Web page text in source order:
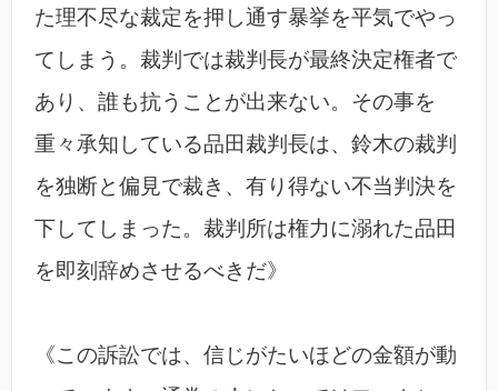
た理不尽な裁定を押し通す暴挙を平気でやっ
てしまう。裁判では裁判長が最終決定権者で
あり、誰も抗うことが出来ない。その事を
重々承知している品田裁判長は、鈴木の裁判
を独断と偏見で裁き、有り得ない不当判決を
下してしまった。裁判所は権力に溺れた品田
を即刻辞めさせるべきだ》
《この訴訟では、信じがたいほどの金額が動